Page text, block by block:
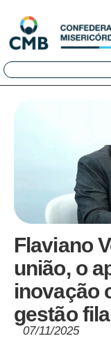
Flaviano
união, o
inovação
gestão
07/11/2025